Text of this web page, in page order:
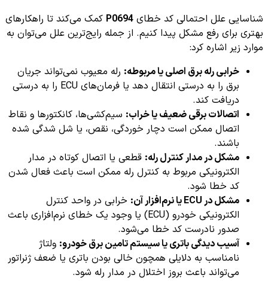
شناسایی علل احتمالی کد خطای P0694 کمک می‌کند تا راهکارهای
بهتری برای رفع مشکل پیدا کنیم. از جمله رایج‌ترین علل می‌توان به
موارد زیر اشاره کرد:
خرابی رله برق اصلی یا مربوطه: رله معیوب نمی‌تواند جریان
برق را به درستی انتقال دهد یا فرمان‌های ECU را به درستی
دریافت کند.
اتصالات برقی ضعیف یا خراب: سیم‌کشی‌ها، کانکتورها و نقاط
اتصال ممکن است دچار خوردگی، نقص، یا شل شدگی شده
باشند.
مشکل در مدار کنترل رله: قطعی یا اتصال کوتاه در مدار
الکترونیکی مربوط به کنترل رله ممکن است باعث فعال شدن
کد خطا شود.
مشکل در ECU یا نرم‌افزار آن:
خرابی در واحد کنترل
الکترونیکی خودرو (ECU) یا وجود یک خطای نرم‌افزاری باعث
صدور نادرست کد خطا می‌شود.
آسیب دیدگی باتری یا سیستم تامین برق خودرو: ولتاژ
نامناسب به دلایلی همچون خالی بودن باتری یا ضعف ژنراتور
می‌تواند باعث بروز اختلال در مدار رله شود.